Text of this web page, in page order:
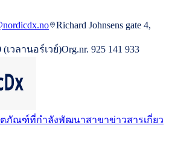
Richard Johnsens gate 4,
(เวลานอร์เวย์)Org.nr. 925 141 933
ตภัณฑ์ที่กำลังพัฒนาสาขาข่าวสารเกี่ยว